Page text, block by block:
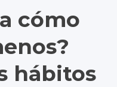
cómo
hábitos